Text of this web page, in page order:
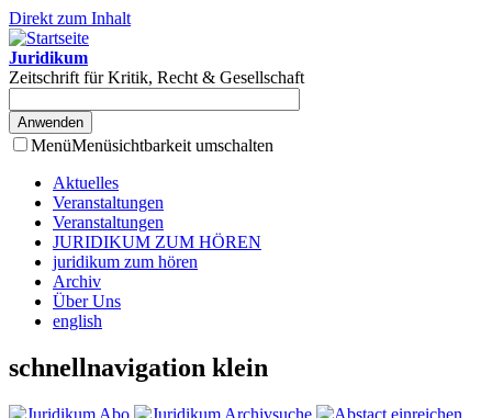
Direkt zum Inhalt
Juridikum
Zeitschrift für Kritik, Recht & Gesellschaft
MenüMenüsichtbarkeit umschalten
Aktuelles
Veranstaltungen
Veranstaltungen
JURIDIKUM ZUM HÖREN
juridikum zum hören
Archiv
Über Uns
english
schnellnavigation klein